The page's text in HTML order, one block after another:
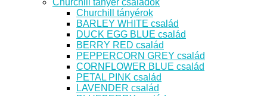
Churchill tányérok
BARLEY WHITE család
DUCK EGG BLUE család
BERRY RED család
PEPPERCORN GREY család
CORNFLOWER BLUE család
PETAL PINK család
LAVENDER család